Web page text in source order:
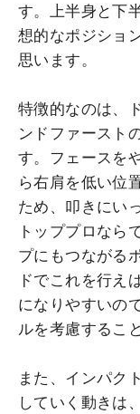
す。上半身と下
想的なポジショ
思います。
特徴的なのは、
ンドファースト
す。フェースを
ら右肩を低い位
ため、叩きにい
トッププロなら
プにもつながる
ドでこれを行え
になりやすいの
ルを考慮するこ
また、インパク
していく動きは